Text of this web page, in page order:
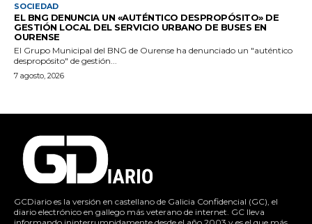
SOCIEDAD
EL BNG DENUNCIA UN «AUTÉNTICO DESPROPÓSITO» DE
GESTIÓN LOCAL DEL SERVICIO URBANO DE BUSES EN
OURENSE
El Grupo Municipal del BNG de Ourense ha denunciado un "auténtico
despropósito" de gestión...
7 agosto, 2026
GCDiario es la versión en castellano de Galicia Confidencial (GC), el
diario electrónico en gallego más veterano de internet. GC lleva